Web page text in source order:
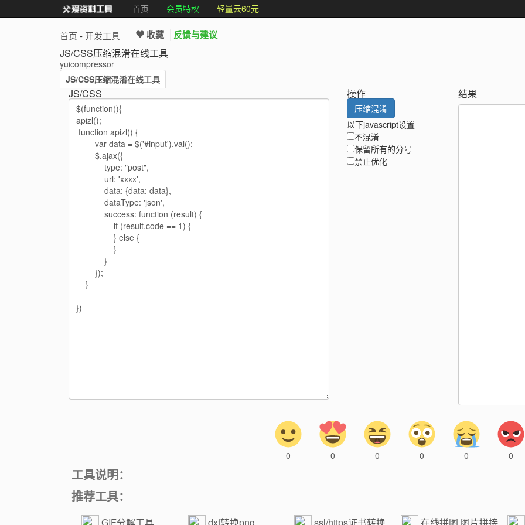
首页 会员特权 轻量云60元
首页 -开发工具 收藏 反馈与建议
JS/CSS压缩混淆在线工具
yuicompressor
JS/CSS压缩混淆在线工具
JS/CSS 操作
压缩混淆
以下javascript设置
不混淆
保留所有的分号
禁止优化
结果
0 0 0 0 0 0
工具说明：
推荐工具：